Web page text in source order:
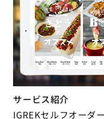
サービス紹介
IGREKセルフオーダ